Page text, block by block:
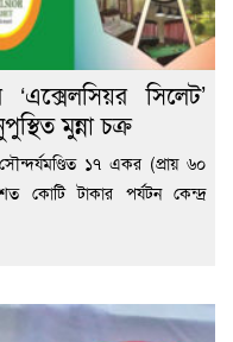
সিলেট’
মুন্না চক্র
১৭ একর (প্রায় ৬০
কোটি টাকার পর্যটন কেন্দ্র